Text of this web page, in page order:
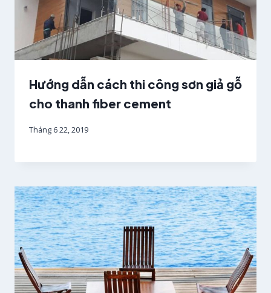
Hướng dẫn cách thi công sơn giả gỗ
cho thanh fiber cement
Tháng 6 22, 2019